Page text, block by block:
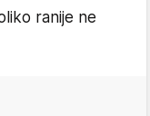
ranije ne